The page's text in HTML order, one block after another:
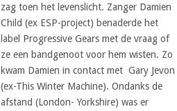
zag toen het levenslicht. Zanger Damien
Child (ex ESP-project) benaderde het
label Progressive Gears met de vraag of
ze een bandgenoot voor hem wisten. Zo
kwam Damien in contact met Gary Jevon
(ex-This Winter Machine). Ondanks de
afstand (London- Yorkshire) was er